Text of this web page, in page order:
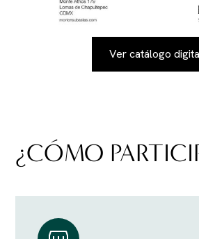
Ver catálogo
¿CÓMO